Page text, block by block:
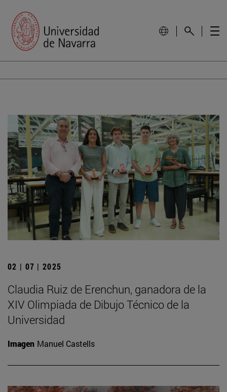
02 | 07 | 2025
Claudia Ruiz de Erenchun, ganadora de la
XIV Olimpiada de Dibujo Técnico de la
Universidad
Imagen Manuel Castells